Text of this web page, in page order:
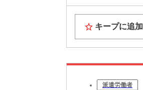
キープに追加
派遣労働者